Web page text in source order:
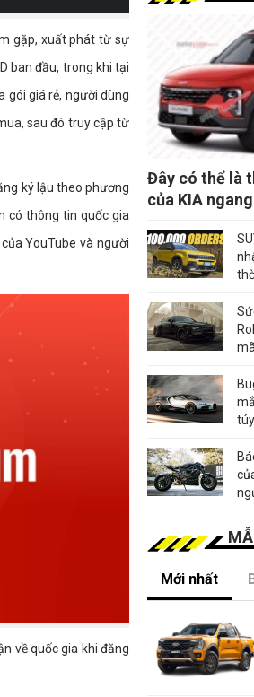
gặp, xuất phát từ sự
ban đầu, trong khi tại
gói giá rẻ, người dùng
sau đó truy cập từ
ký lậu theo phương
có thông tin quốc gia
YouTube và người
về quốc gia khi đăng
Đây có thể là
của KIA
Mới nhất